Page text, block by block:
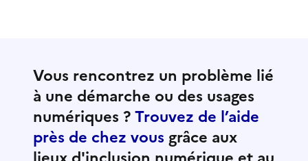
Vous rencontrez un problème lié
à une démarche ou des usages
numériques ?Trouvez de l’aide
près de chez vous grâce aux